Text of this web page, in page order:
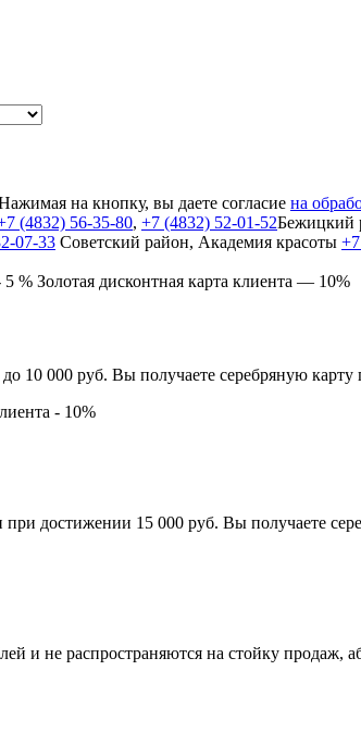
на кнопку, вы даете согласие на
(4832) 56-35-80, +7 (4832) 52-01-52Бежицкий
07-33 Cоветский район, Академия красоты
5 % Золотая дисконтная карта клиента — 10%
10 000 руб. Вы получаете серебряную карту
- 10%
достижении 15 000 руб. Вы получаете
и не распространяются на стойку продаж,